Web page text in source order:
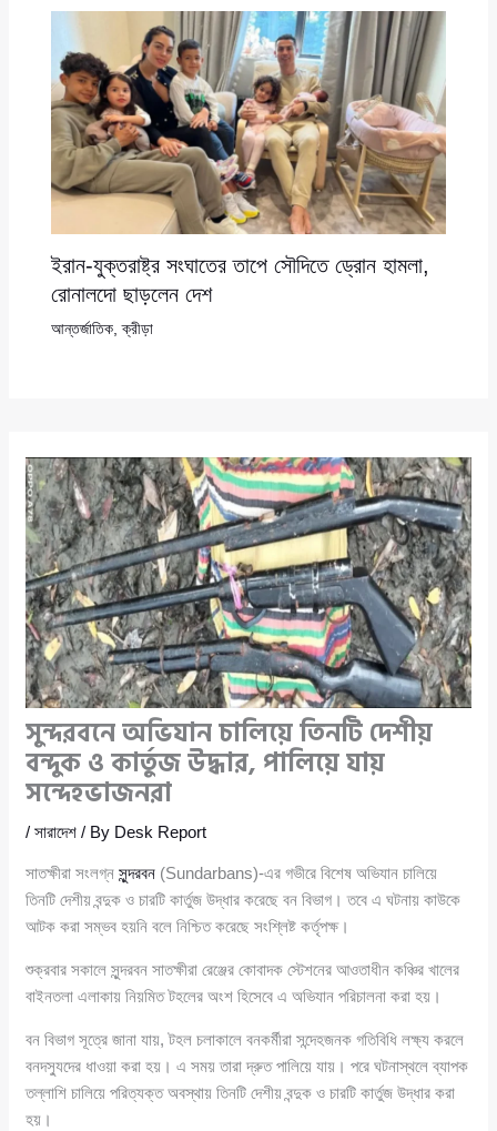
ইরান-যুক্তরাষ্ট্র সংঘাতের তাপে সৌদিতে ড্রোন হামলা,
রোনালদো ছাড়লেন দেশ
আন্তর্জাতিক,ক্রীড়া
সুন্দরবনে অভিযান চালিয়ে তিনটি দেশীয়
বন্দুক ও কার্তুজ উদ্ধার, পালিয়ে যায়
সন্দেহভাজনরা
/সারাদেশ / By Desk Report
সাতক্ষীরা সংলগ্নসুন্দরবন (Sundarbans)-এর গভীরে বিশেষ অভিযান চালিয়ে
তিনটি দেশীয় বন্দুক ও চারটি কার্তুজ উদ্ধার করেছে বন বিভাগ। তবে এ ঘটনায় কাউকে
আটক করা সম্ভব হয়নি বলে নিশ্চিত করেছে সংশ্লিষ্ট কর্তৃপক্ষ।
শুক্রবার সকালে সুন্দরবন সাতক্ষীরা রেঞ্জের কোবাদক স্টেশনের আওতাধীন কঞ্চির খালের
বাইনতলা এলাকায় নিয়মিত টহলের অংশ হিসেবে এ অভিযান পরিচালনা করা হয়।
বন বিভাগ সূত্রে জানা যায়, টহল চলাকালে বনকর্মীরা সন্দেহজনক গতিবিধি লক্ষ্য করলে
বনদস্যুদের ধাওয়া করা হয়। এ সময় তারা দ্রুত পালিয়ে যায়। পরে ঘটনাস্থলে ব্যাপক
তল্লাশি চালিয়ে পরিত্যক্ত অবস্থায় তিনটি দেশীয় বন্দুক ও চারটি কার্তুজ উদ্ধার করা
হয়।